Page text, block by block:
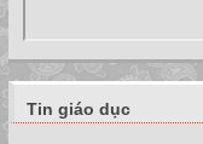
Tin giáo dục